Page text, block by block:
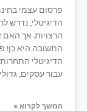
פרסום עצמי בחינם:
הדיגיטלי, נדרש לרוב
הרצויות. אך האם
התשובה היא כן!
הדיגיטלי התחרותי
עבור עסקים, גדולים
המשך לקרוא »